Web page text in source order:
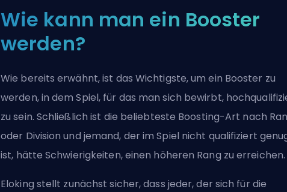
Wie kann man ein Booster
werden?
Wie bereits erwähnt, ist das Wichtigste, um ein Booster zu
werden, in dem Spiel, für das man sich bewirbt,
zu sein. Schließlich ist die beliebteste Boosting-Art nach
oder Division und jemand, der im Spiel nicht qualifiziert
ist, hätte Schwierigkeiten, einen höheren Rang zu erreichen.
Eloking stellt zunächst sicher, dass jeder, der sich für die